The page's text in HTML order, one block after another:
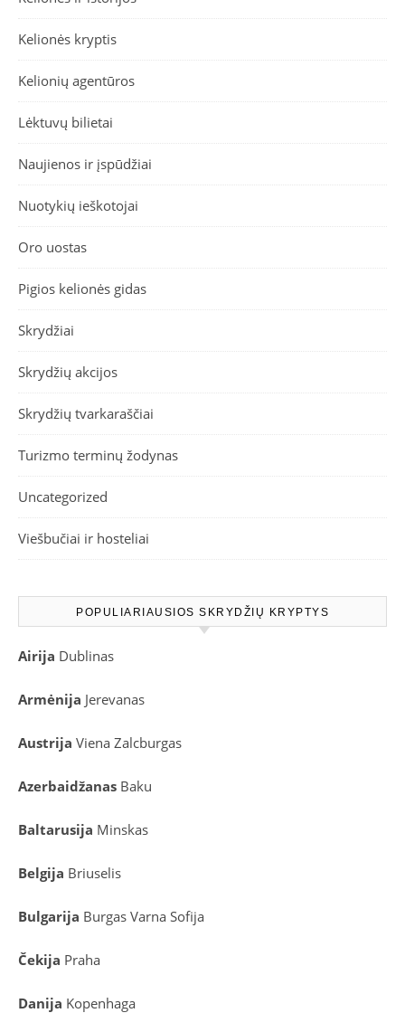
Kelionės kryptis
Kelionių agentūros
Lėktuvų bilietai
Naujienos ir įspūdžiai
Nuotykių ieškotojai
Oro uostas
Pigios kelionės gidas
Skrydžiai
Skrydžių akcijos
Skrydžių tvarkaraščiai
Turizmo terminų žodynas
Uncategorized
Viešbučiai ir hosteliai
POPULIARIAUSIOS SKRYDŽIŲ KRYPTYS
Airija Dublinas
Armėnija Jerevanas
Austrija Viena Zalcburgas
Azerbaidžanas Baku
Baltarusija Minskas
Belgija Briuselis
Bulgarija Burgas Varna Sofija
Čekija Praha
Danija Kopenhaga